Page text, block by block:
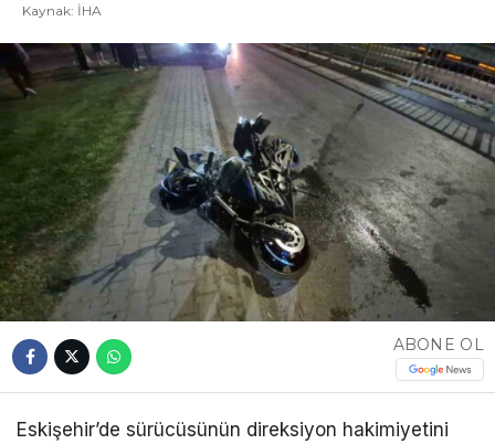
Kaynak: İHA
ABONE OL
Eskişehir’de sürücüsünün direksiyon hakimiyetini